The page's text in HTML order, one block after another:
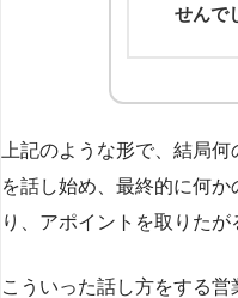
せんで
上記のような形で、結局
を話し始め、最終的に何
り、アポイントを取りたが
こういった話し方をする営